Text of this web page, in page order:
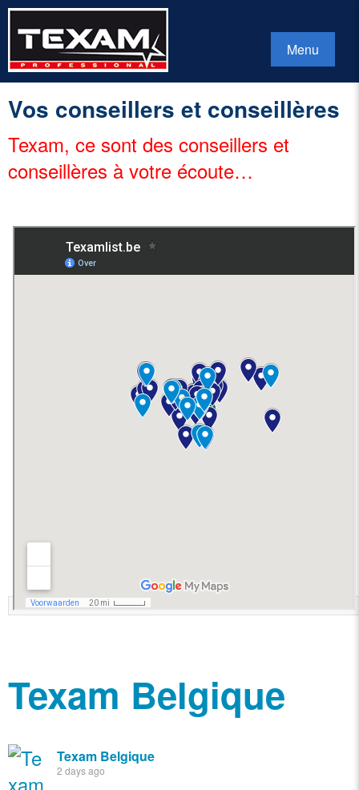
Menu
Vos conseillers et conseillères
Texam, ce sont des conseillers et
conseillères à votre écoute…
Texam Belgique
Texam Belgique
2 days ago